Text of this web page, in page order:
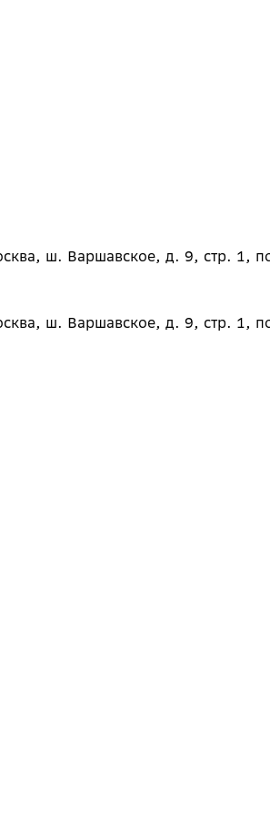
ш. Варшавское, д. 9, стр. 1,
ш. Варшавское, д. 9, стр. 1,